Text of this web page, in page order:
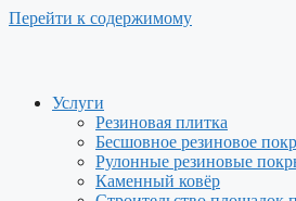
Перейти к содержимому
Услуги
Резиновая плитка
Бесшовное резиновое
Рулонные резиновые
Каменный ковёр